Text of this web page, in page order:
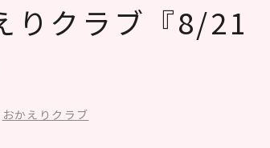
りクラブ『8/
おかえりクラブ